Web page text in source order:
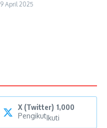
9 April 2025
X (Twitter) 1,000
PengikutIkuti